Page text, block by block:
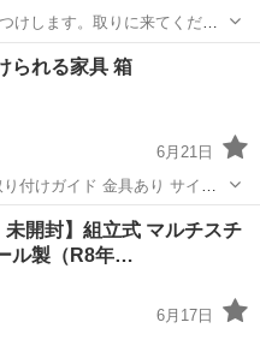
けします。取りに来てくださ
家具
無印良品 壁に付けられる家具 箱
6月21日
開封】組立式 マルチスチ
ル製（R8年…
6月17日